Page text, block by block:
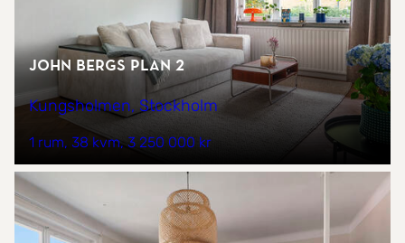
John Bergs plan 2
Kungsholmen, Stockholm
1 rum 38 kvm 3 250 000 kr